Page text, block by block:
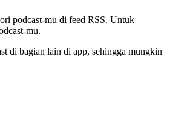
podcast-mu di feed RSS. Untuk
mu.
di bagian lain di app, sehingga mungkin